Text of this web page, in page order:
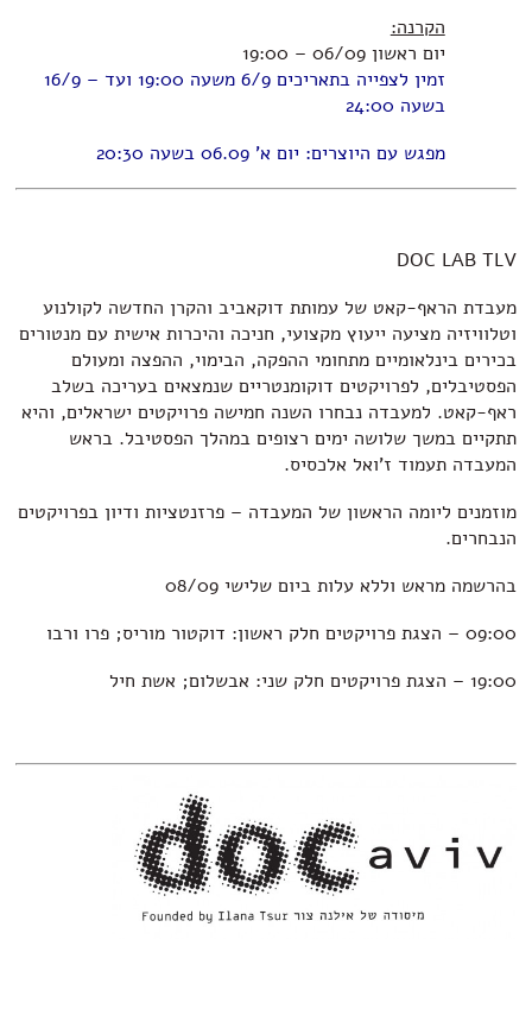
הקרנה:
יום ראשון 06/09 – 19:00
זמין לצפייה בתאריכים 6/9 משעה 19:00 ועד – 16/9
בשעה 24:00
מפגש עם היוצרים: יום א' 06.09 בשעה 20:30
DOC LAB TLV
מעבדת הראף-קאט של עמותת דוקאביב והקרן החדשה לקולנוע
וטלוויזיה מציעה ייעוץ מקצועי, חניכה והיכרות אישית עם מנטורים
בכירים בינלאומיים מתחומי ההפקה, הבימוי, ההפצה ומעולם
הפסטיבלים, לפרויקטים דוקומנטריים שנמצאים בעריכה בשלב
ראף-קאט. למעבדה נבחרו השנה חמישה פרויקטים ישראלים, והיא
תתקיים במשך שלושה ימים רצופים במהלך הפסטיבל. בראש
המעבדה תעמוד ז'ואל אלכסיס.
מוזמנים ליומה הראשון של המעבדה – פרזנטציות ודיון בפרויקטים
הנבחרים.
בהרשמה מראש וללא עלות ביום שלישי 08/09
09:00 –
הצגת פרויקטים חלק ראשון: דוקטור מוריס; פרו ורבו
19:00 –
הצגת פרויקטים חלק שני: אבשלום; אשת חיל